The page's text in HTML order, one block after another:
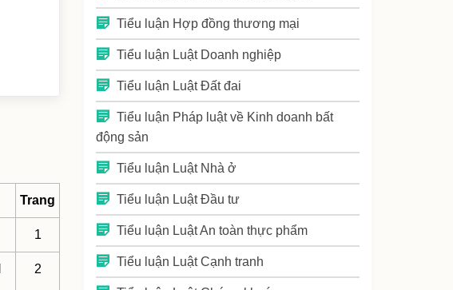
Trang
1
2
Tiểu luận Hợp đồng thương mại
Tiểu luận Luật Doanh nghiệp
Tiểu luận Luật Đất đai
Tiểu luận Pháp luật về Kinh doanh bất
động sản
Tiểu luận Luật Nhà ở
Tiểu luận Luật Đầu tư
Tiểu luận Luật An toàn thực phẩm
Tiểu luận Luật Cạnh tranh